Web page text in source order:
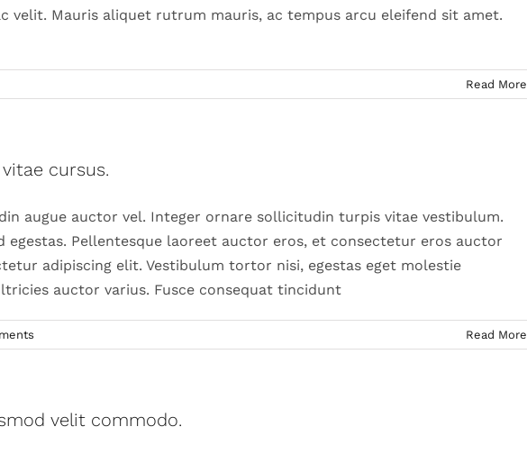
velit. Mauris aliquet rutrum mauris, ac tempus arcu eleifend sit amet.
Read More
cursus.
augue auctor vel. Integer ornare sollicitudin turpis vitae vestibulum.
Pellentesque laoreet auctor eros, et consectetur eros auctor
adipiscing elit. Vestibulum tortor nisi, egestas eget molestie
auctor varius. Fusce consequat tincidunt
Read More
velit commodo.